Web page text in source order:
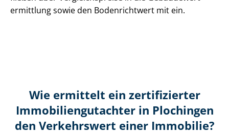
ermitt­lung sowie den Bodenrichtwert mit ein.
Wie ermittelt ein zertifizierter
Immobilien­gutachter in Plochingen
den Verkehrswert einer Immobilie?